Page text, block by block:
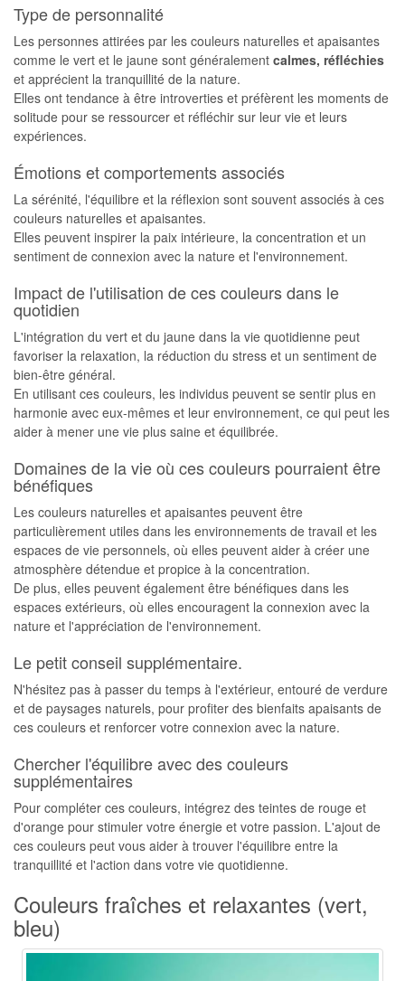
Type de personnalité
Les personnes attirées par les couleurs naturelles et apaisantes
comme le vert et le jaune sont généralement calmes, réfléchies
et apprécient la tranquillité de la nature.
Elles ont tendance à être introverties et préfèrent les moments de
solitude pour se ressourcer et réfléchir sur leur vie et leurs
expériences.
Émotions et comportements associés
La sérénité, l'équilibre et la réflexion sont souvent associés à ces
couleurs naturelles et apaisantes.
Elles peuvent inspirer la paix intérieure, la concentration et un
sentiment de connexion avec la nature et l'environnement.
Impact de l'utilisation de ces couleurs dans le
quotidien
L'intégration du vert et du jaune dans la vie quotidienne peut
favoriser la relaxation, la réduction du stress et un sentiment de
bien-être général.
En utilisant ces couleurs, les individus peuvent se sentir plus en
harmonie avec eux-mêmes et leur environnement, ce qui peut les
aider à mener une vie plus saine et équilibrée.
Domaines de la vie où ces couleurs pourraient être
bénéfiques
Les couleurs naturelles et apaisantes peuvent être
particulièrement utiles dans les environnements de travail et les
espaces de vie personnels, où elles peuvent aider à créer une
atmosphère détendue et propice à la concentration.
De plus, elles peuvent également être bénéfiques dans les
espaces extérieurs, où elles encouragent la connexion avec la
nature et l'appréciation de l'environnement.
Le petit conseil supplémentaire.
N'hésitez pas à passer du temps à l'extérieur, entouré de verdure
et de paysages naturels, pour profiter des bienfaits apaisants de
ces couleurs et renforcer votre connexion avec la nature.
Chercher l'équilibre avec des couleurs
supplémentaires
Pour compléter ces couleurs, intégrez des teintes de rouge et
d'orange pour stimuler votre énergie et votre passion. L'ajout de
ces couleurs peut vous aider à trouver l'équilibre entre la
tranquillité et l'action dans votre vie quotidienne.
Couleurs fraîches et relaxantes (vert,
bleu)